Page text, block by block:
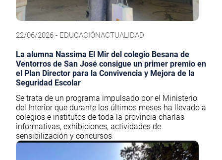
22/06/2026 - EDUCACIÓNACTUALIDAD
La alumna Nassima El Mir del colegio Besana de
Ventorros de San José consigue un primer premio en
el Plan Director para la Convivencia y Mejora de la
Seguridad Escolar
Se trata de un programa impulsado por el Ministerio
del Interior que durante los últimos meses ha llevado a
colegios e institutos de toda la provincia charlas
informativas, exhibiciones, actividades de
sensibilización y concursos